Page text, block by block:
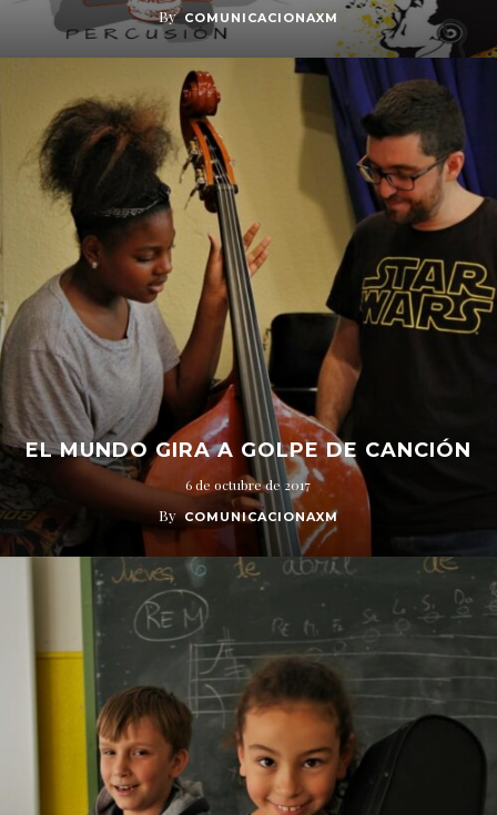
By COMUNICACIONAXM
EL MUNDO GIRA A GOLPE DE CANCIÓN
6 de octubre de 2017
By COMUNICACIONAXM